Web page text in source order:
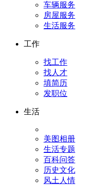
车辆服务
房屋服务
生活服务
工作
找工作
找人才
填简历
发职位
生活
美图相册
生活专题
百科问答
历史文化
风土人情